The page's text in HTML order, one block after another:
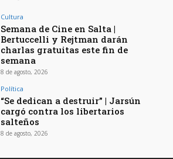
Cultura
Semana de Cine en Salta |
Bertuccelli y Rejtman darán
charlas gratuitas este fin de
semana
8 de agosto, 2026
Política
“Se dedican a destruir” | Jarsún
cargó contra los libertarios
salteños
8 de agosto, 2026